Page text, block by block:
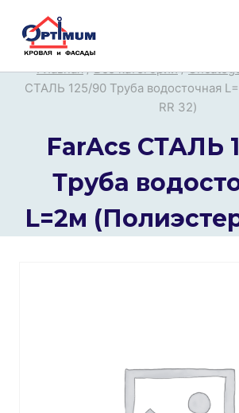
Перейти
Главная / Все категории /
СТАЛЬ 125/90 Труба водосточная
RR 32)
FarAcs СТАЛЬ
Труба
L=2м